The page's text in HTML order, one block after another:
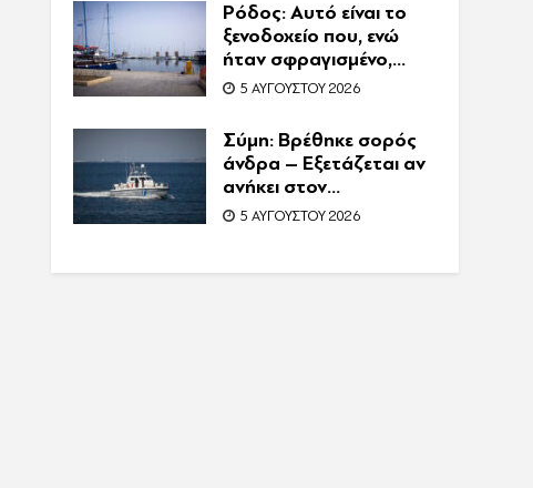
Ρόδος: Αυτό είναι το
ξενοδοχείο που, ενώ
ήταν σφραγισμένο,
λειτουργούσε κανονικά
Συνελήφθη η
συνιδιοκτήτρια
5 ΑΥΓΟΎΣΤΟΥ 2026
Σύμη: Βρέθηκε σορός
άνδρα – Εξετάζεται αν
ανήκει στον
αγνοούμενο Γερμανό
5 ΑΥΓΟΎΣΤΟΥ 2026